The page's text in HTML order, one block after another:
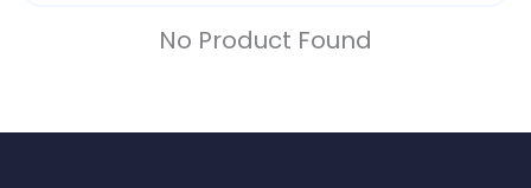
No Product Found